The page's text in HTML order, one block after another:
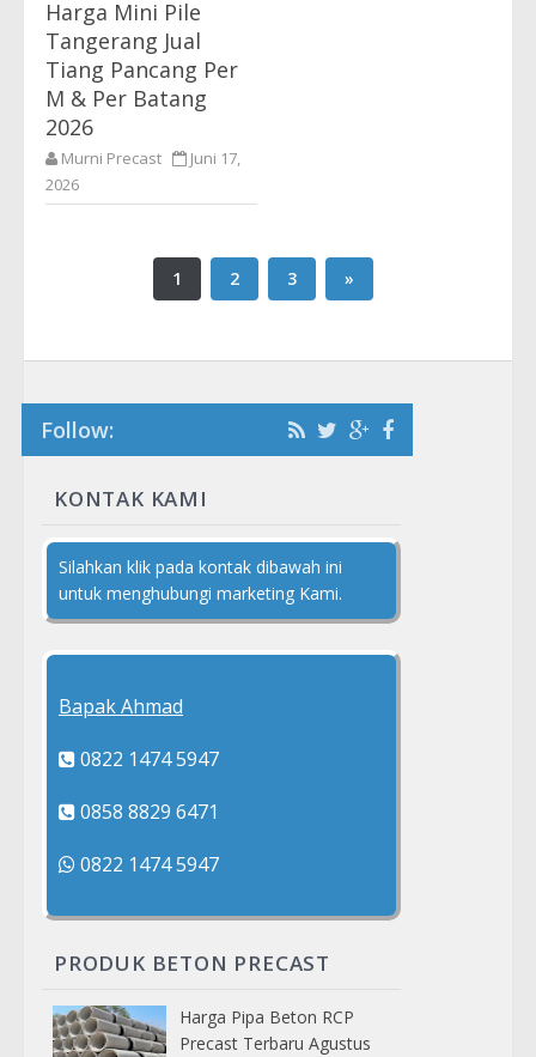
Harga Mini Pile
Tangerang Jual
Tiang Pancang Per
M & Per Batang
2026
Murni Precast
Juni 17,
2026
Precast Tiang Pancang
Beton Terbaru 2026 Harga
1 2 3 »
Follow:
KONTAK KAMI
Silahkan klik pada kontak dibawah ini
untuk menghubungi marketing Kami.
Bapak Ahmad
0822 1474 5947
0858 8829 6471
0822 1474 5947
PRODUK BETON PRECAST
Harga Pipa Beton RCP
Precast Terbaru Agustus